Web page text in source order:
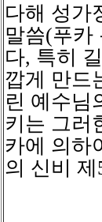
다해 성가
말씀(푸카
다, 특히
깝게 만드
린 예수님
키는 그러
카에 의하
의 신비 제